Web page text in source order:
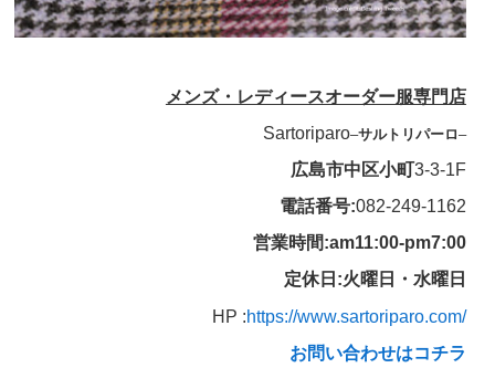
メンズ・レディースオーダー服専門店
Sartoriparo–サルトリパーロ–
広島市中区小町3-3-1F
電話番号:082-249-1162
営業時間:am11:00-pm7:00
定休日:火曜日・水曜日
HP :https://www.sartoriparo.com/
お問い合わせはコチラ